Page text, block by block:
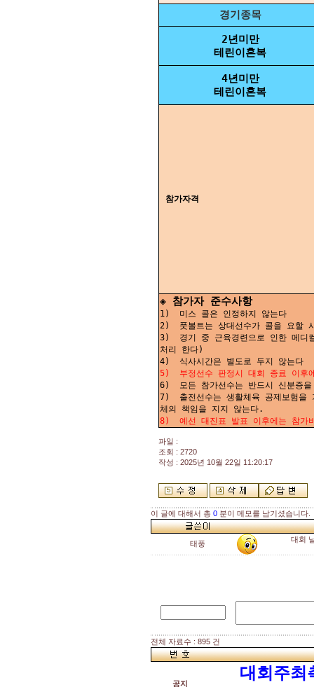
경기종목
2년미만
테린이혼복
4년미만
테린이혼복
참가자격
◈ 참가자 준수사항
1) 미스 콜은 인정하지 않는다
2) 풋볼트는 상대선수가 콜을 요할
3) 경기 중 근육경련으로 인한 메디
처리 한다)
4) 식사시간은 별도로 두지 않는다
5) 부정선수 판정시 대회 종료 이후
6) 모든 참가선수는 반드시 신분증
7) 출전선수는 생활체육 공제보험을
체의 책임을 지지 않는다.
8) 예선 대진표 발표 이후에는 참가
파일 :
조회 : 2720
작성 : 2025년 10월 22일 11:20:17
이 글에 대해서 총 0 분이 메모를 남기셨습니다.
태풍 대회
전체 자료수 : 895 건
공지
대회주최